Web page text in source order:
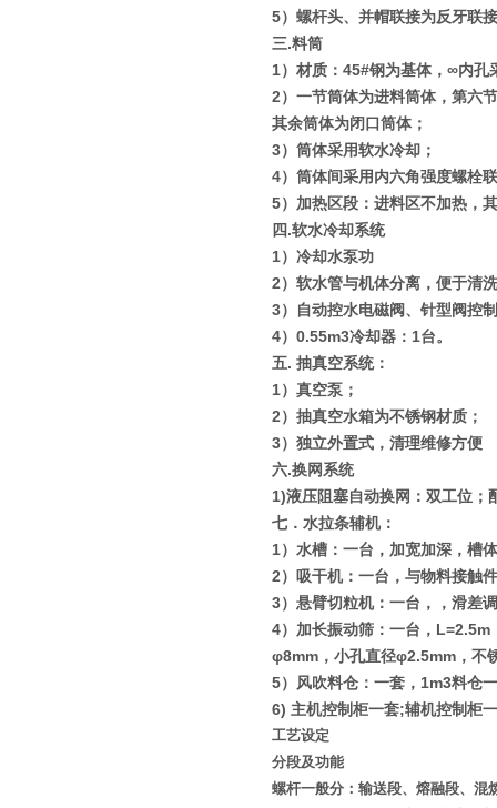
5）螺杆头、并帽联接为反牙联
三.料筒
1）材质： 45#钢为基体， ∞内孔
2）一节筒体为进料筒体，第六
其余筒体为闭口筒体；
3）筒体采用软水冷却；
4）筒体间采用内六角强度螺栓
5）加热区段：进料区不加热，
四.软水冷却系统
1）冷却水泵功
2）软水管与机体分离，便于清
3）自动控水电磁阀、针型阀控
4） 0.55m3冷却器： 1台。
五. 抽真空系统：
1）真空泵；
2）抽真空水箱为不锈钢材质；
3）独立外置式，清理维修方便
六.换网系统
1)液压阻塞自动换网：双工位；
七．水拉条辅机：
1）水槽：一台，加宽加深，槽
2）吸干机：一台，与物料接触
3）悬臂切粒机：一台，，滑差
4）加长振动筛：一台， L=2.5m
φ8mm ，小孔直径φ2.5mm ，不
5）风吹料仓：一套， 1m3料仓
6) 主机控制柜一套;辅机控制柜
工艺设定
分段及功能
螺杆一般分：输送段、熔融段、混